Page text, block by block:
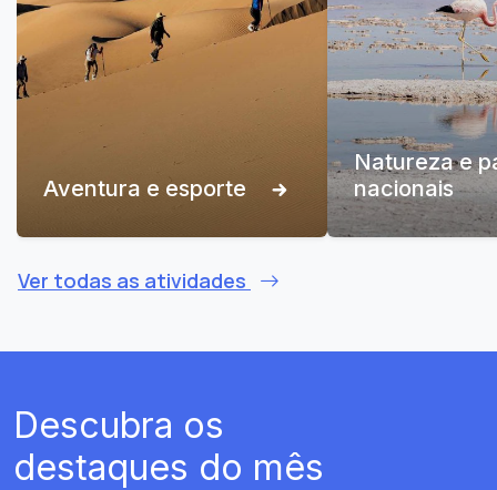
Aventura e esporte
Natureza e
nacionais
Ver todas as atividades
Descubra os
destaques do mês